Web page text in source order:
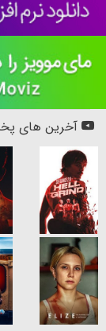
آخرین های